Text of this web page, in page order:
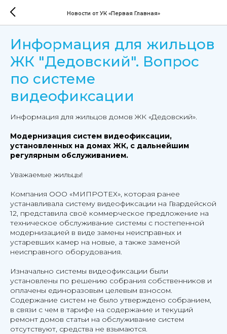
Новости от УК «Первая Главная»
Информация для жильцов
ЖК "Дедовский". Вопрос
по системе
видеофиксации
Информация для жильцов домов ЖК «Дедовский».
Модернизация систем видеофиксации,
установленных на домах ЖК, с дальнейшим
регулярным обслуживанием.
Уважаемые жильцы!
Компания ООО «МИПРОТЕХ», которая ранее
устанавливала систему видеофиксации на Гвардейской
12, представила своё коммерческое предложение на
техническое обслуживание системы с постепенной
модернизацией в виде замены неисправных и
устаревших камер на новые, а также заменой
неисправного оборудования.
Изначально системы видеофиксации были
установлены по решению собрания собственников и
оплачены единоразовым целевым взносом.
Содержание систем не было утверждено собранием,
в связи с чем в тарифе на содержание и текущий
ремонт домов статьи на обслуживание систем
отсутствуют, средства не взымаются.